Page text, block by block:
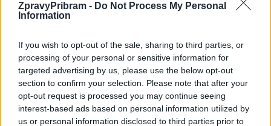
ZpravyPribram - Do Not Process My Personal
Information
If you wish to opt-out of the sale, sharing to third parties, or
processing of your personal or sensitive information for
targeted advertising by us, please use the below opt-out
section to confirm your selection. Please note that after your
opt-out request is processed you may continue seeing
interest-based ads based on personal information utilized by
us or personal information disclosed to third parties prior to
Zpravodajství
Zpravodajství
Středočeský kraj upravil pravidla soutěže.
Obce nově získají body i za předcházení
vzniku odpadu